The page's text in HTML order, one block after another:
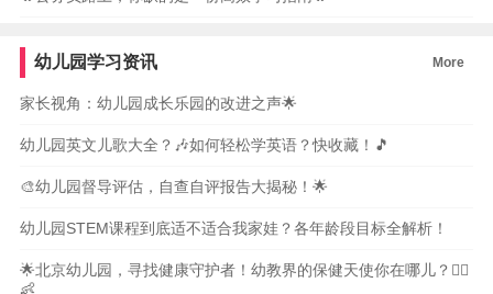
幼儿园学习资讯 More
家长视角：幼儿园成长乐园的改进之声🌟
幼儿园英文儿歌大全？🎶如何轻松学英语？快收藏！🎵
🎨幼儿园督导评估，自查自评报告大揭秘！🌟
幼儿园STEM课程到底适不适合我家娃？各年龄段目标全解析！
🌟北京幼儿园，寻找健康守护者！幼教界的保健天使你在哪儿？👩‍⚕️
👶